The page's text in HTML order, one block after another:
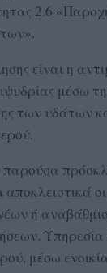
2.6
είναι η
μέσω
των υδάτων
παρούσα
αποκλειστικά
ή
μέσω